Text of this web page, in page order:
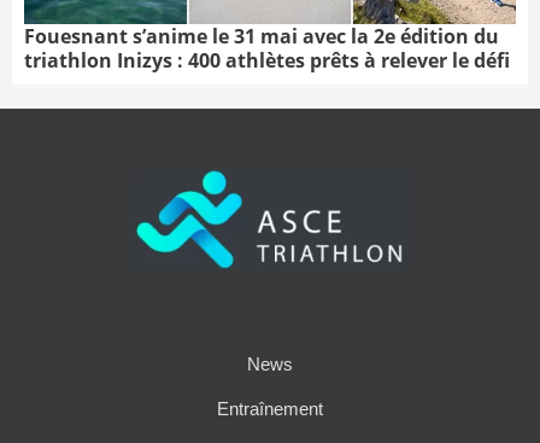
Fouesnant s’anime le 31 mai avec la 2e édition du
triathlon Inizys : 400 athlètes prêts à relever le défi
News
Entraînement